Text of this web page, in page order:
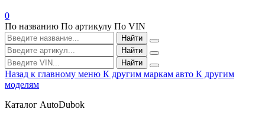
0
По названию По артикулу По VIN
Найти
Найти
Найти
Назад к главному меню К другим маркам авто К другим
моделям
Каталог AutoDubok